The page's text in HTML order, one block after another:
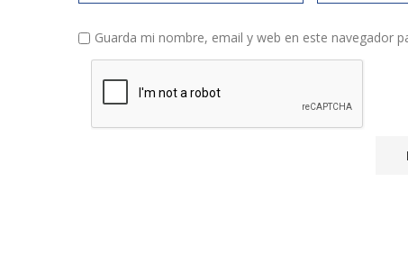
Guarda mi nombre, email y web en este navegador